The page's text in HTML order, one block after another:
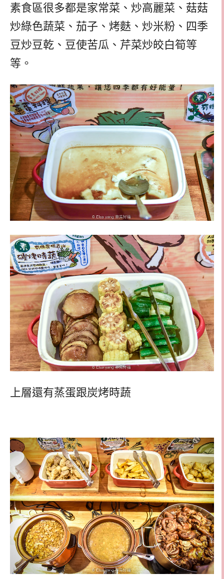
素食區很多都是家常菜、炒高麗菜、菇菇
炒綠色蔬菜、茄子、烤麩、炒米粉、四季
豆炒豆乾、豆使苦瓜、芹菜炒皎白筍等
等。
上層還有蒸蛋跟炭烤時蔬